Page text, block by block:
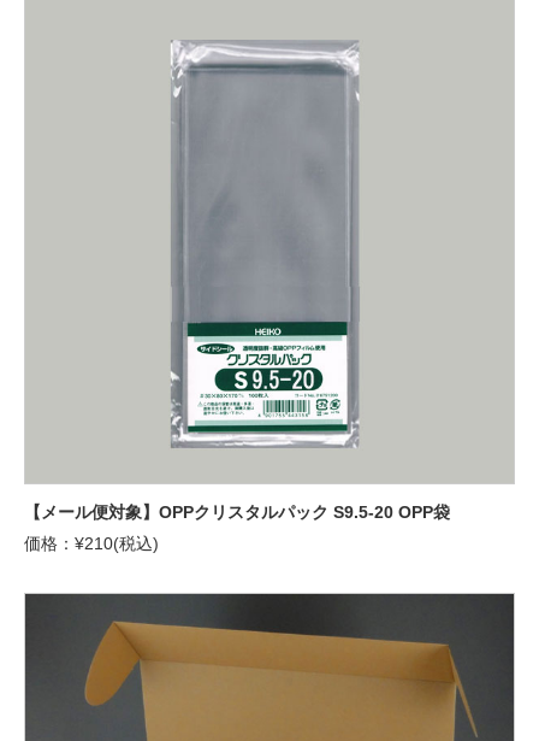
【メール便対象】OPPクリスタルパック S9.5-20 OPP袋
価格：¥210(税込)